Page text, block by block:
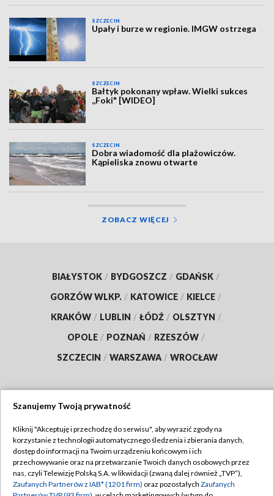
SZCZECIN
Upały i burze w regionie. IMGW ostrzega
SZCZECIN
Bałtyk pokonany wpław. Wielki sukces
,,Foki" [WIDEO]
SZCZECIN
Dobra wiadomość dla plażowiczów.
Kąpieliska znowu otwarte
ZOBACZ WIĘCEJ
BIAŁYSTOK / BYDGOSZCZ / GDAŃSK /
GORZÓW WLKP. / KATOWICE / KIELCE /
KRAKÓW / LUBLIN / ŁÓDŹ / OLSZTYN /
OPOLE / POZNAŃ / RZESZÓW /
SZCZECIN / WARSZAWA / WROCŁAW
TVP
Abonament TVP
Emisja w TVP
Regulamin TVP
Polityka prywatności
Szanujemy Twoją prywatność
Kliknij "Akceptuję i przechodzę do serwisu", aby wyrazić zgody na
korzystanie z technologii automatycznego śledzenia i zbierania danych,
dostęp do informacji na Twoim urządzeniu końcowym i ich
przechowywanie oraz na przetwarzanie Twoich danych osobowych przez
nas, czyli Telewizję Polską S.A. w likwidacji (zwaną dalej również „TVP”),
Zaufanych Partnerów z IAB* (1201 firm) oraz pozostałych Zaufanych